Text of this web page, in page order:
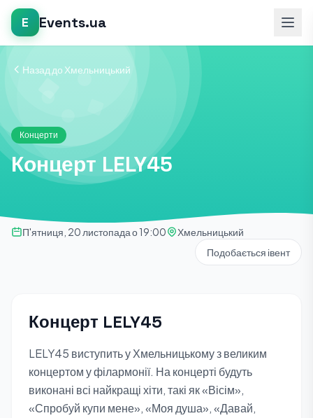
E Events.ua
Назад до Хмельницький
Концерти
Концерт LELY45
П'ятниця, 20 листопада о 19:00
Хмельницький
Подобається івент
Концерт LELY45
LELY45 виступить у Хмельницькому з великим
концертом у філармонії. На концерті будуть
виконані всі найкращі хіти, такі як «Вісім»,
«Спробуй купи мене», «Моя душа», «Давай,